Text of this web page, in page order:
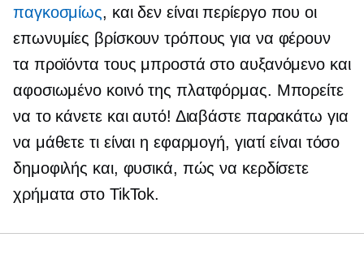
παγκοσμίως, και δεν είναι περίεργο που οι
επωνυμίες βρίσκουν τρόπους για να φέρουν
τα προϊόντα τους μπροστά στο αυξανόμενο και
αφοσιωμένο κοινό της πλατφόρμας. Μπορείτε
να το κάνετε και αυτό! Διαβάστε παρακάτω για
να μάθετε τι είναι η εφαρμογή, γιατί είναι τόσο
δημοφιλής και, φυσικά, πώς να κερδίσετε
χρήματα στο TikTok.